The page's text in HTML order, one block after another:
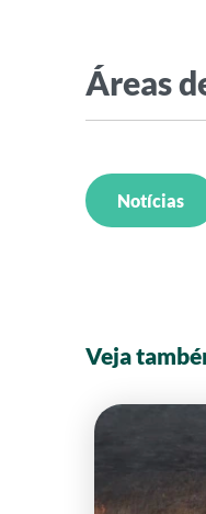
Áreas
Notícias
Veja